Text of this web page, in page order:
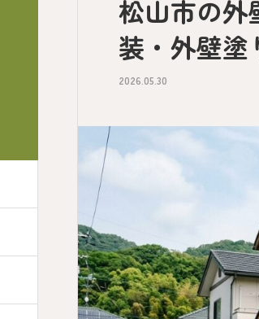
松山市の外
装・外壁塗
2026.05.30